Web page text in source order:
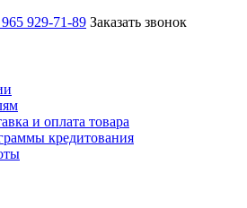
929-71-89 Заказать звонок
и оплата товара
кредитования